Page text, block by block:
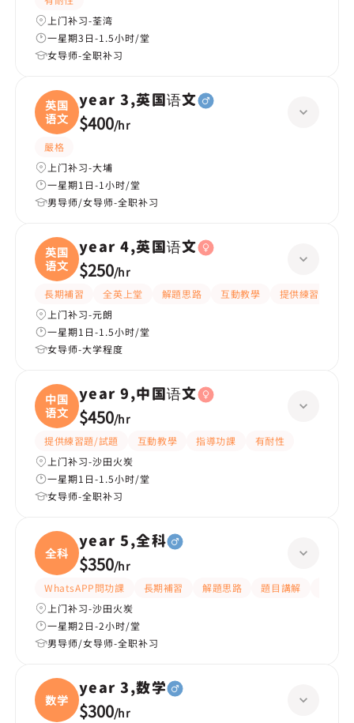
上门补习-荃湾
一星期3日-1.5小时/堂
女导师-全职补习
英国
语文
year 3,英国语文
$400/hr
嚴格
上门补习-大埔
一星期1日-1小时/堂
男导师/女导师-全职补习
英国
语文
year 4,英国语文
$250/hr
長期補習 全英上堂 解題思路 互動教學
提供練習題/試題
上门补习-元朗
一星期1日-1.5小时/堂
女导师-大学程度
中国
语文
year 9,中国语文
$450/hr
提供練習題/試題 互動教學 指導功課
有耐性
上门补习-沙田火炭
一星期1日-1.5小时/堂
女导师-全职补习
全科
year 5,全科
$350/hr
WhatsAPP問功課 長期補習 解題思路 題目講解
上门补习-沙田火炭
一星期2日-2小时/堂
男导师/女导师-全职补习
数学
year 3,数学
$300/hr